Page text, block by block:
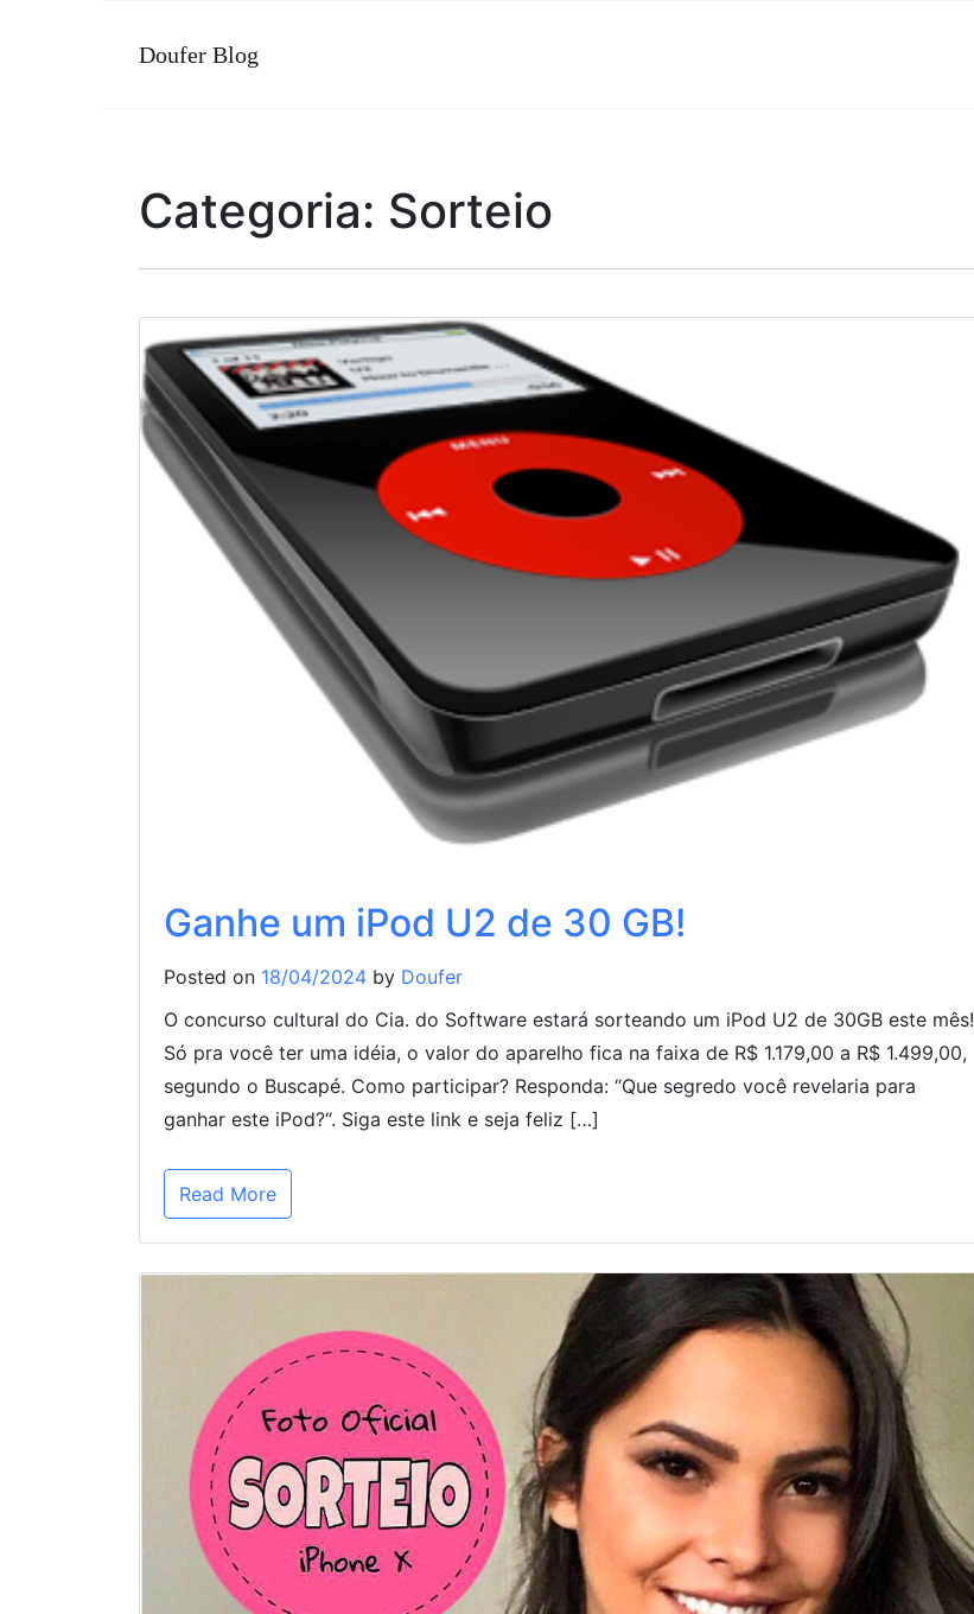
Doufer Blog
Categoria: Sorteio
Ganhe um iPod U2 de 30 GB!
Posted on 18/04/2024 by Doufer
O concurso cultural do Cia. do Software estará sorteando um iPod U2 de 30GB este mês!
Só pra você ter uma idéia, o valor do aparelho fica na faixa de R$ 1.179,00 a R$ 1.499,00,
segundo o Buscapé. Como participar? Responda: “Que segredo você revelaria para
ganhar este iPod?“. Siga este link e seja feliz […]
Read More